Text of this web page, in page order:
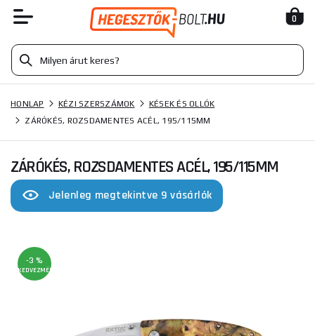
0
HONLAP KÉZI SZERSZÁMOK
KÉSEK ÉS OLLÓK
ZÁRÓKÉS, ROZSDAMENTES ACÉL, 195/115MM
ZÁRÓKÉS, ROZSDAMENTES ACÉL, 195/115MM
Jelenleg megtekintve 9 vásárlók
-3 %
KEDVEZMÉNY